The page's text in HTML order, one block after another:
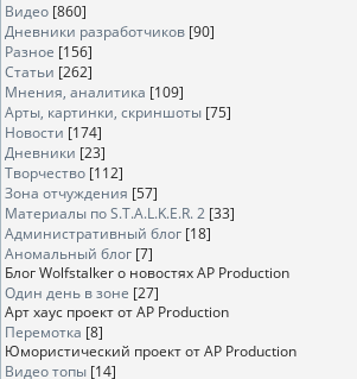
Видео [860]
Дневники разработчиков [90]
Разное [156]
Статьи [262]
Мнения, аналитика [109]
Арты, картинки, скриншоты [75]
Новости [174]
Дневники [23]
Творчество [112]
Зона отчуждения [57]
Материалы по S.T.A.L.K.E.R. 2 [33]
Административный блог [18]
Аномальный блог [7]
Блог Wolfstalker о новостях AP Production
Один день в зоне [27]
Арт хаус проект от AP Production
Перемотка [8]
Юмористический проект от AP Production
Видео топы [14]